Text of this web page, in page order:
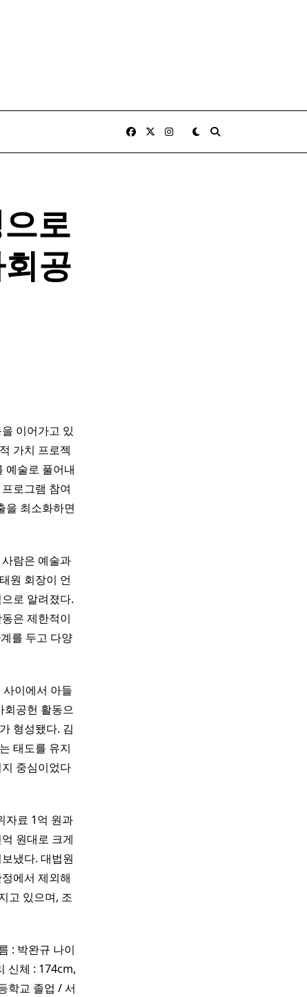
로
공
이어가고 있
가치 프로젝
예술로 풀어내
로그램 참여
을 최소화하면
람은 예술과
원 회장이 언
로 알려졌다.
은 제한적이
를 두고 다양
이에서 아들
회공헌 활동으
형성됐다. 김
태도를 유지
중심이었다
자료 1억 원과
원대로 크게
냈다. 대법원
에서 제외해
고 있으며, 조
: 박완규 나이
신체 : 174cm,
학교 졸업 / 서